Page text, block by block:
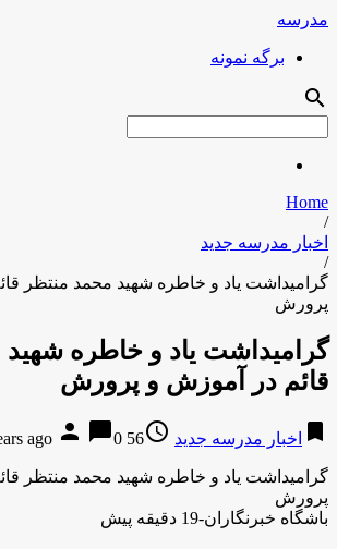
مدرسه
برگه نمونه
search
Home
/
اخبار مدرسه جدید
/
گرامیداشت یاد و خاطره شهید محمد منتظر
پرورش
گرامیداشت یاد و خاطره شهید
قائم در آموزش و پرورش
bookmark اخبار مدرسه جدید access_time
56 years ago
person chat_bubble0
گرامیداشت یاد و خاطره شهید محمد منتظر
پرورش
باشگاه خبرنگاران-19 دقیقه پیش